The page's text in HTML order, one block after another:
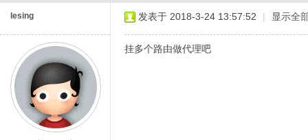
lesing 发表于 2018-3-24 13:57:52 | 显示全
挂多个路由做代理吧